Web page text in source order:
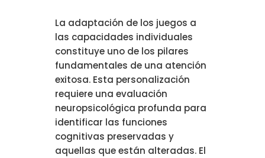
La adaptación de los juegos a
las capacidades individuales
constituye uno de los pilares
fundamentales de una atención
exitosa. Esta personalización
requiere una evaluación
neuropsicológica profunda para
identificar las funciones
cognitivas preservadas y
aquellas que están alteradas. El